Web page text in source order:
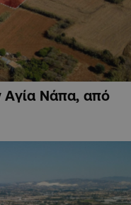
Αγία Νάπα, από